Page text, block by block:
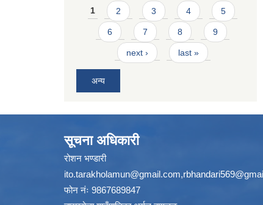
Pages
1 2 3 4 5
6 7 8 9
next › last »
अन्य
सूचना अधिकारी
रोशन भण्डारी
ito.tarakholamun@gmail.com,
फोन नंः 9867689847